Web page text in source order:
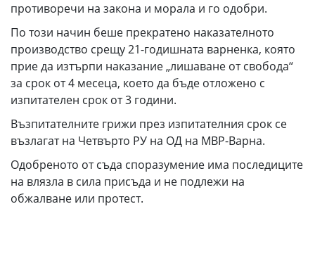
противоречи на закона и морала и го одобри.
По този начин беше прекратено наказателното
производство срещу 21-годишната варненка, която
прие да изтърпи наказание „лишаване от свобода“
за срок от 4 месеца, което да бъде отложено с
изпитателен срок от 3 години.
Възпитателните грижи през изпитателния срок се
възлагат на Четвърто РУ на ОД на МВР-Варна.
Одобреното от съда споразумение има последиците
на влязла в сила присъда и не подлежи на
обжалване или протест.